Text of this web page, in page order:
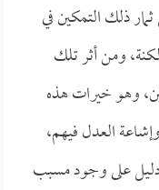
ذلك التمكين في
ومن أثر تلك
وهو خيرات هذه
العدل فيهم،
دليل على وجود مسبب